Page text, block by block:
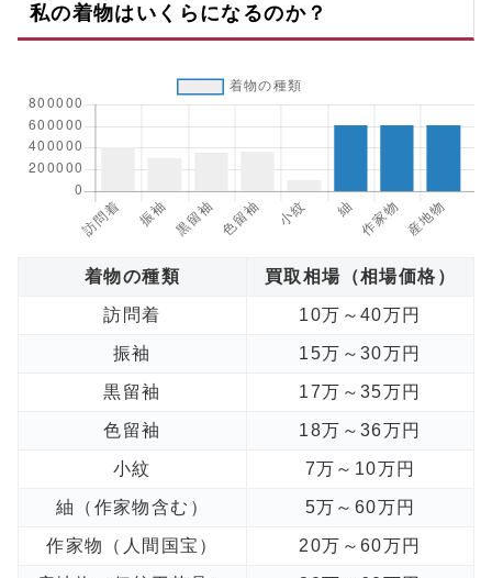
私の着物はいくらになるのか？
着物の種類 買取相場（相場価格）
訪問着 10万～40万円
振袖 15万～30万円
黒留袖 17万～35万円
色留袖 18万～36万円
小紋 7万～10万円
紬（作家物含む） 5万～60万円
作家物（人間国宝） 20万～60万円